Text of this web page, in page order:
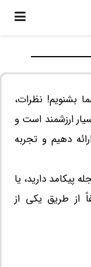
بشنویم! نظرات،
ارزشمند است و
دهیم و تجربه
پیکامد دارید، یا
از طریق یکی از